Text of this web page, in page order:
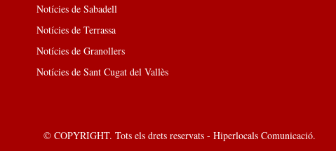
Notícies de Sabadell
Notícies de Terrassa
Notícies de Granollers
Notícies de Sant Cugat del Vallès
© COPYRIGHT. Tots els drets reservats - Hiperlocals Comunicació.